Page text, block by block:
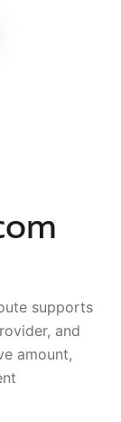
supports
and
amount,